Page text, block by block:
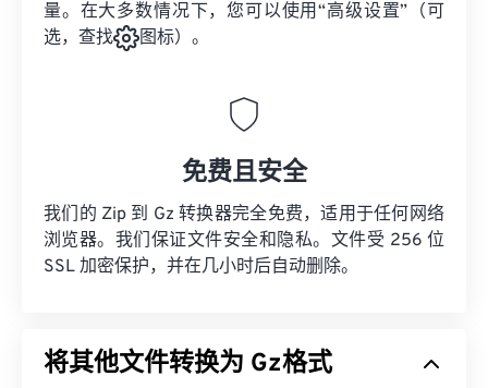
量。在大多数情况下，您可以使用“高级设置”（可
选，查找
图标）。
免费且安全
我们的 Zip 到 Gz 转换器完全免费，适用于任何网络
浏览器。我们保证文件安全和隐私。文件受 256 位
SSL 加密保护，并在几小时后自动删除。
将其他文件转换为 Gz格式